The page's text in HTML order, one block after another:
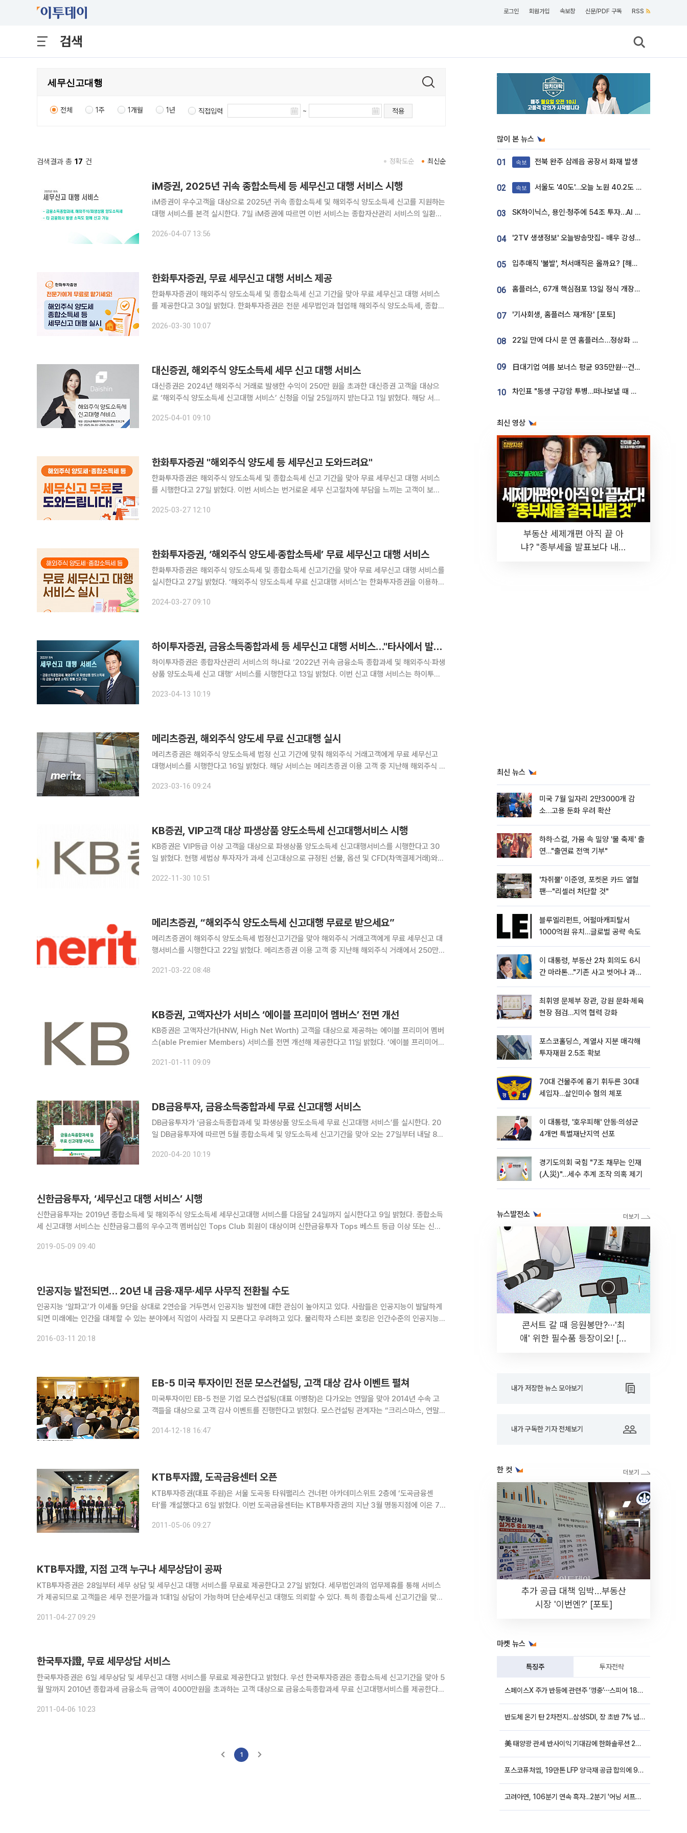
로그인 회원가입 속보창 신문/PDF 구독 RSS
검색
전체 1주 1개월 1년 직접입력 ~ 적용
검색결과 총 17 건 최신순
정확도순
iM증권, 2025년 귀속 종합소득세 등 세무신고 대행 서비스 시행
iM증권이 우수고객을 대상으로 2025년 귀속 종합소득세 및 해외주식 양도소득세 신고를 지원하는
대행 서비스를 본격 실시한다. 7일 iM증권에 따르면 이번 서비스는 종합자산관리 서비스의 일환으
대상자로 확인된 우수고객은 iM증권뿐만 아니라 타 금융회
2026-04-07 13:56
한화투자증권, 무료 세무신고 대행 서비스 제공
한화투자증권이 해외주식 양도소득세 및 종합소득세 신고 기간을 맞아 무료 세무신고 대행 서비스
를 제공한다고 30일 밝혔다. 한화투자증권은 전문 세무법인과 협업해 해외주식 양도소득세, 종합소
년 해외주식 수익 발생으로 신고가 필요한 우수고객을 대상으로 제공하며
2026-03-30 10:07
대신증권, 해외주식 양도소득세 세무 신고 대행 서비스
대신증권은 2024년 해외주식 거래로 발생한 수익이 250만 원을 초과한 대신증권 고객을 대상으
로 ‘해외주식 양도소득세 신고대행 서비스’ 신청을 이달 25일까지 받는다고 1일 밝혔다. 해당 서비
온 거래 고객의 양도세 확정 신고를 무료로 대행한다. 영업점을
2025-04-01 09:10
한화투자증권 "해외주식 양도세 등 세무신고 도와드려요"
한화투자증권은 해외주식 양도소득세 및 종합소득세 신고 기간을 맞아 무료 세무신고 대행 서비스
를 시행한다고 27일 밝혔다. 이번 서비스는 번거로운 세무 신고절차에 부담을 느끼는 고객이 보다
이용하는 우수고객 중 지난해 해외주식 양도소득이 발생해 신고가 필요한
2025-03-27 12:10
한화투자증권, ‘해외주식 양도세·종합소득세’ 무료 세무신고 대행 서비스
한화투자증권은 해외주식 양도소득세 및 종합소득세 신고기간을 맞아 무료 세무신고 대행 서비스를
실시한다고 27일 밝혔다. ‘해외주식 양도소득세 무료 신고대행 서비스’는 한화투자증권을 이용하는
청기간은 4월 1일부터 4월 19일까지이며 한화투자증권 영업점,
2024-03-27 09:10
하이투자증권, 금융소득종합과세 등 세무신고 대행 서비스…"타사에서 발생한 소득도 함께 신고 대행 가능"
하이투자증권은 종합자산관리 서비스의 하나로 ‘2022년 귀속 금융소득 종합과세 및 해외주식·파생
상품 양도소득세 신고 대행’ 서비스를 시행한다고 13일 밝혔다. 이번 신고 대행 서비스는 하이투자
2023-04-13 10:19
메리츠증권, 해외주식 양도세 무료 신고대행 실시
메리츠증권은 해외주식 양도소득세 법정 신고 기간에 맞춰 해외주식 거래고객에게 무료 세무신고
대행서비스를 시행한다고 16일 밝혔다. 해당 서비스는 메리츠증권 이용 고객 중 지난해 해외주식 거
20일부터 다음달 14일까지다. 해외주식 양도소득세 신고대행 서비스를
2023-03-16 09:24
KB증권, VIP고객 대상 파생상품 양도소득세 신고대행서비스 시행
KB증권은 VIP등급 이상 고객을 대상으로 파생상품 양도소득세 신고대행서비스를 시행한다고 30
일 밝혔다. 현행 세법상 투자자가 과세 신고대상으로 규정된 선물, 옵션 및 CFD(차액결제거래)와
을 납부해야 한다. 파생상품 투자자는 손익발생 여부와 무관하게 신고
2022-11-30 10:51
메리츠증권, “해외주식 양도소득세 신고대행 무료로 받으세요”
메리츠증권이 해외주식 양도소득세 법정신고기간을 맞아 해외주식 거래고객에게 무료 세무신고 대
행서비스를 시행한다고 22일 밝혔다. 메리츠증권 이용 고객 중 지난해 해외주식 거래에서 250만
2021-03-22 08:48
KB증권, 고액자산가 서비스 ‘에이블 프리미어 멤버스’ 전면 개선
KB증권은 고액자산가(HNW, High Net Worth) 고객을 대상으로 제공하는 에이블 프리미어 멤버
스(able Premier Members) 서비스를 전면 개선해 제공한다고 11일 밝혔다. ‘에이블 프리미어
타일에 맞춰 자산관리에서부터 여행, 쇼핑,
2021-01-11 09:09
DB금융투자, 금융소득종합과세 무료 신고대행 서비스
DB금융투자가 ‘금융소득종합과세 및 파생상품 양도소득세 무료 신고대행 서비스’를 실시한다. 20
일 DB금융투자에 따르면 5월 종합소득세 및 양도소득세 신고기간을 맞아 오는 27일부터 내달 8일
초과하거나 파생상품 매매 이력이 있는 양도소득세
2020-04-20 10:19
신한금융투자, ‘세무신고 대행 서비스’ 시행
신한금융투자는 2019년 종합소득세 및 해외주식 양도소득세 세무신고대행 서비스를 다음달 24일까지 실시한다고 9일 밝혔다. 종합소득
세 신고대행 서비스는 신한금융그룹의 우수고객 멤버십인 Tops Club 회원이 대상이며 신한금융투자 Tops 베스트 등급 이상 또는 신한
2019-05-09 09:40
인공지능 발전되면… 20년 내 금융·재무·세무 사무직 전환될 수도
인공지능 ‘알파고’가 이세돌 9단을 상대로 2연승을 거두면서 인공지능 발전에 대한 관심이 높아지고 있다. 사람들은 인공지능이 발달하게
되면 미래에는 인간을 대체할 수 있는 분야에서 직업이 사라질 지 모른다고 우려하고 있다. 물리학자 스티븐 호킹은 인간수준의 인공지능이
2016-03-11 20:18
EB-5 미국 투자이민 전문 모스컨설팅, 고객 대상 감사 이벤트 펼쳐
미국투자이민 EB-5 전문 기업 모스컨설팅(대표 이병창)은 다가오는 연말을 맞아 2014년 수속 고
객들을 대상으로 고객 감사 이벤트를 진행한다고 밝혔다. 모스컨설팅 관계자는 “크리스마스, 연말을
벤트를 마련했다”며 “내년에도 고객 한 분 한 분을 위한 맞춤
2014-12-18 16:47
KTB투자證, 도곡금융센터 오픈
KTB투자증권(대표 주원)은 서울 도곡동 타워팰리스 건너편 아카데미스위트 2층에 ‘도곡금융센
터’를 개설했다고 6일 밝혔다. 이번 도곡금융센터는 KTB투자증권의 지난 3월 명동지점에 이은 7
2011-05-06 09:27
KTB투자證, 지점 고객 누구나 세무상담이 공짜
KTB투자증권은 28일부터 세무 상담 및 세무신고 대행 서비스를 무료로 제공한다고 27일 밝혔다. 세무법인과의 업무제휴를 통해 서비스
가 제공되므로 고객들은 세무 전문가들과 1대1일 상담이 가능하며 단순세무신고 대행도 의뢰할 수 있다. 특히 종합소득세 신고기간을 맞아
2011-04-27 09:29
한국투자證, 무료 세무상담 서비스
한국투자증권은 6일 세무상담 및 세무신고 대행 서비스를 무료로 제공한다고 밝혔다. 우선 한국투자증권은 종합소득세 신고기간을 맞아 5
월 말까지 2010년 종합과세 금융소득 금액이 4000만원을 초과하는 고객 대상으로 금융소득종합과세 무료 신고대행서비스를 제공한다.
2011-04-06 10:23
1
많이 본 뉴스
01 속보 전북 완주 삼례읍 공장서 화재 발생
02 속보 서울도 '40도'…오늘 노원 40.2도 기록
03 SK하이닉스, 용인·청주에 54조 투자…AI 메모리 생산기지 키운다
04 '2TV 생생정보' 오늘방송맛집- 배우 강성진 단골! 쌀국수ㆍ푸팟퐁 커리 맛집 '블○○○'
05 입추매직 '불발', 처서매직은 올까요? [해시태그]
06 홈플러스, 67개 핵심점포 13일 정식 개장…영업 재개 속도
07 '기사회생, 홈플러스 재개장' [포토]
08 22일 만에 다시 문 연 홈플러스…정상화 바쁜데 재고 없어 ‘발동동’[가보니]
09 日대기업 여름 보너스 평균 935만원⋯건설회사 1800만 넘어
10 차인표 "동생 구강암 투병…떠나보낼 때 가장 힘들었다”
최신 영상
부동산 세제개편 아직 끝 아
냐? "종부세율 발표보다 내릴
최신 뉴스
미국 7월 일자리 2만3000개 감
소…고용 둔화 우려 확산
하하·스컬, 가뭄 속 밀양 '물 축제' 출
연…"출연료 전액 기부"
'차쥐뿔' 이준영, 포켓몬 카드 열혈
팬⋯"리셀러 처단할 것"
블루엘리펀트, 어펄마캐피탈서
1000억원 유치…글로벌 공략 속도
이 대통령, 부동산 2차 회의도 6시
간 마라톤…"기존 사고 벗어나 과감
최휘영 문체부 장관, 강원 문화·체육
현장 점검…지역 협력 강화
포스코홀딩스, 계열사 지분 매각해
투자재원 2.5조 확보
70대 건물주에 흉기 휘두른 30대
세입자…살인미수 혐의 체포
이 대통령, '호우피해' 안동·의성군
4개면 특별재난지역 선포
경기도의회 국힘 "7조 채무는 인재
(人災)"…세수 추계 조작 의혹 제기
뉴스발전소
콘서트 갈 때 응원봉만?⋯'최
애' 위한 필수품 등장이오! [솔
내가 저장한 뉴스 모아보기
내가 구독한 기자 전체보기
한 컷
추가 공급 대책 임박…부동산
시장 '이번엔?' [포토]
마켓 뉴스
특징주 투자전략
스페이스X 주가 반등에 관련주 ‘껑충’⋯스피어 18%ㆍ에이치브이엠 12%↑
반도체 온기 탄 2차전지...삼성SDI, 장 초반 7% 넘게 껑충
美 태양광 관세 반사이익 기대감에 한화솔루션 20%대·OCI홀딩스 14%대 급등
포스코퓨처엠, 19만톤 LFP 양극재 공급 합의에 9%대 강세
고려아연, 106분기 연속 흑자...2분기 '어닝 서프라이즈'에 장 초반 12%대 강세